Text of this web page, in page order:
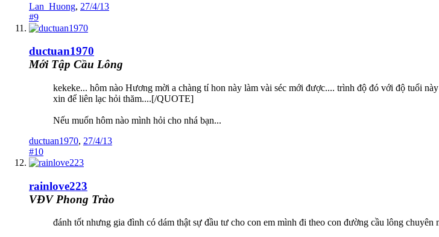
Lan_Huong, 27/4/13
#9
ductuan1970
Mới Tập Cầu Lông
kekeke... hôm nào Hương mời a chàng tí hon này làm vài séc mới được.... trình độ đó với độ tuổi
xin để liên lạc hỏi thăm....[/QUOTE]
Nếu muốn hôm nào mình hỏi cho nhá bạn...
ductuan1970, 27/4/13
#10
rainlove223
VĐV Phong Trào
đánh tốt nhưng gia đình có dám thật sự đầu tư cho con em mình đi theo con đường cầu lông